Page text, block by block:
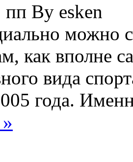
пп By esken
можно
как вполне
вида
года.